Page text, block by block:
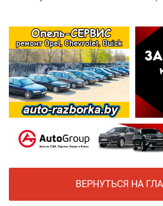
ВЕРНУТЬСЯ НА